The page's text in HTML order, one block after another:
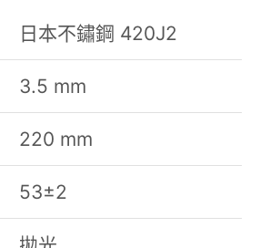
日本不鏽鋼 420J2
3.5 mm
220 mm
53±2